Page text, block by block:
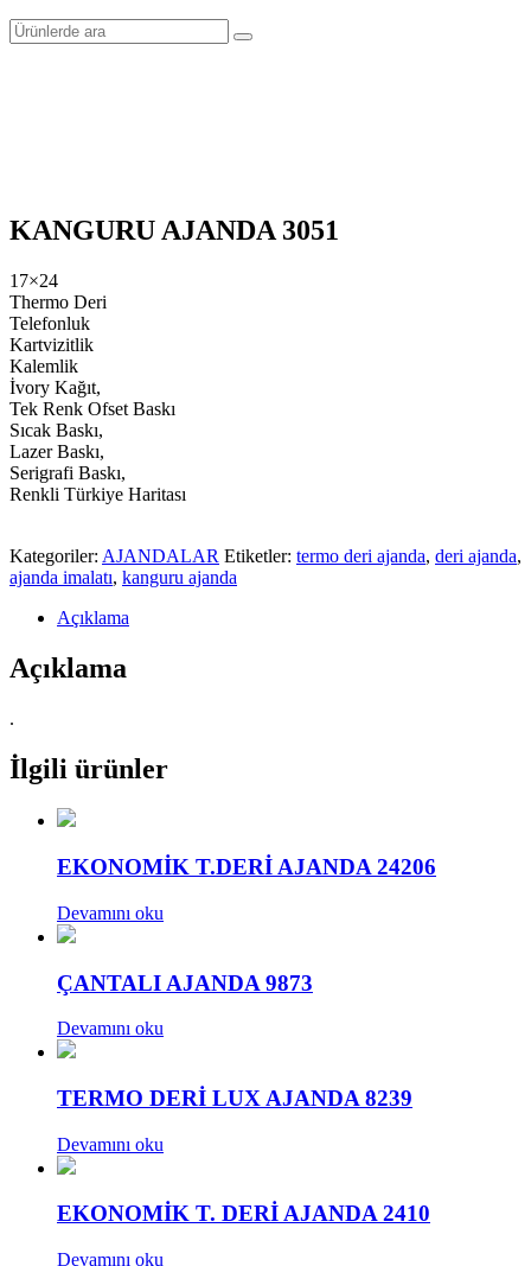
KANGURU AJANDA 3051
17×24
Thermo Deri
Telefonluk
Kartvizitlik
Kalemlik
İvory Kağıt,
Tek Renk Ofset Baskı
Sıcak Baskı,
Lazer Baskı,
Serigrafi Baskı,
Renkli Türkiye Haritası
Kategoriler: AJANDALAR Etiketler: termo deri ajanda, deri ajanda,
ajanda imalatı, kanguru ajanda
Açıklama
Açıklama
.
İlgili ürünler
EKONOMİK T.DERİ AJANDA 24206
Devamını oku
ÇANTALI AJANDA 9873
Devamını oku
TERMO DERİ LUX AJANDA 8239
Devamını oku
EKONOMİK T. DERİ AJANDA 2410
Devamını oku